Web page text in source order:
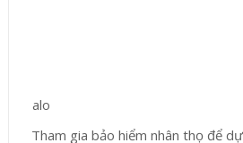
Tham gia bảo hiểm nhân thọ để